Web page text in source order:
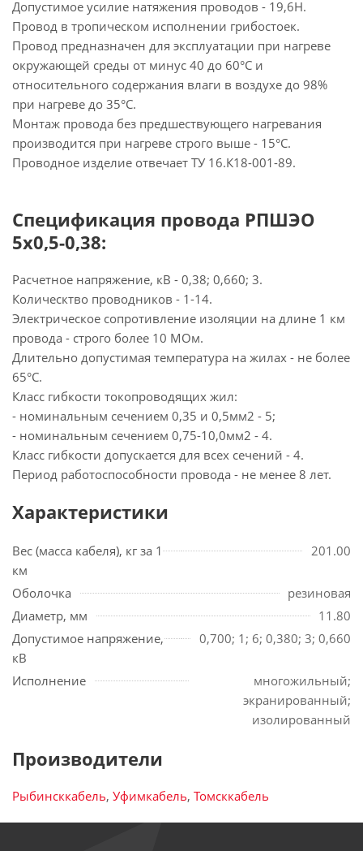
Допустимое усилие натяжения проводов - 19,6Н.
Провод в тропическом исполнении грибостоек.
Провод предназначен для эксплуатации при нагреве
окружающей среды от минус 40 до 60°С и
относительного содержания влаги в воздухе до 98%
при нагреве до 35°С.
Монтаж провода без предшествующего нагревания
производится при нагреве строго выше - 15°С.
Проводное изделие отвечает ТУ 16.К18-001-89.
Спецификация провода РПШЭО
5х0,5-0,38:
Расчетное напряжение, кВ - 0,38; 0,660; 3.
Колическтво проводников - 1-14.
Электрическое сопротивление изоляции на длине 1 км
провода - строго более 10 МОм.
Длительно допустимая температура на жилах - не более
65°С.
Класс гибкости токопроводящих жил:
- номинальным сечением 0,35 и 0,5мм2 - 5;
- номинальным сечением 0,75-10,0мм2 - 4.
Класс гибкости допускается для всех сечений - 4.
Период работоспособности провода - не менее 8 лет.
Характеристики
Вес (масса кабеля), кг за 1
км
201.00
Оболочка
резиновая
Диаметр, мм
11.80
Допустимое напряжение,
кВ
0,700; 1; 6; 0,380; 3; 0,660
Исполнение
многожильный;
экранированный;
изолированный
Производители
Рыбинсккабель, Уфимкабель, Томсккабель